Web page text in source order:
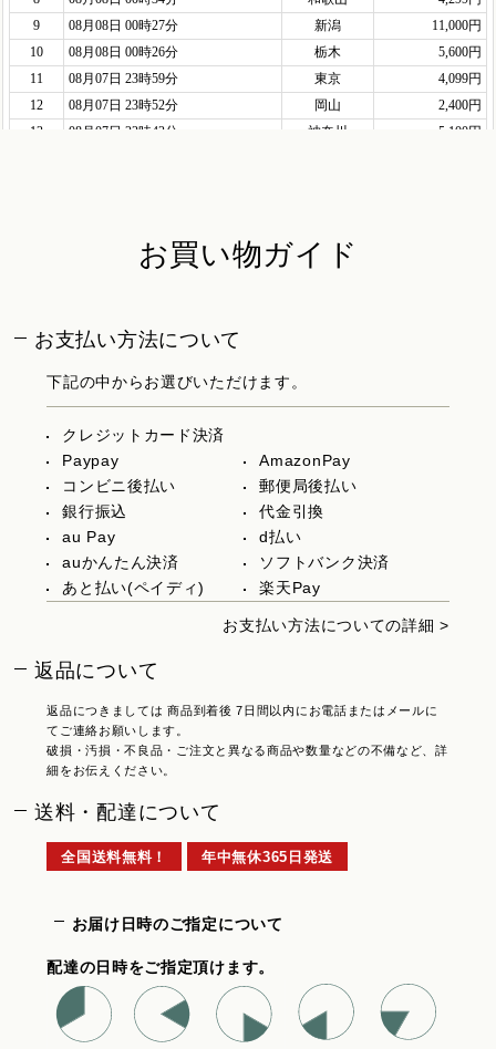
お買い物ガイド
お支払い方法について
下記の中からお選びいただけます。
クレジットカード決済
Paypay
AmazonPay
コンビニ後払い
郵便局後払い
銀行振込
代金引換
au Pay
d払い
auかんたん決済
ソフトバンク決済
あと払い(ペイディ)
楽天Pay
お支払い方法についての詳細 >
返品について
返品につきましては 商品到着後 7日間以内にお電話またはメールに
てご連絡お願いします。
破損・汚損・不良品・ご注文と異なる商品や数量などの不備など、詳
細をお伝えください。
送料・配達について
全国送料無料！ 年中無休365日発送
お届け日時のご指定について
配達の日時をご指定頂けます。